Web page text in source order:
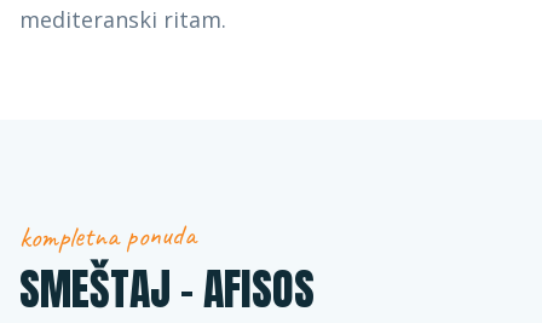
mediteranski ritam.
kompletna ponuda
SMEŠTAJ –AFISOS